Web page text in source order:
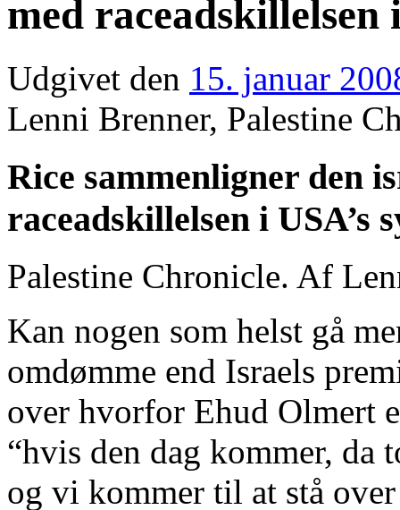
med raceadskillelsen
Udgivet den 15. januar
Lenni Brenner, Palestine
Rice sammenligner den
raceadskillelsen i USA’s
Palestine Chronicle. Af
Kan nogen som helst gå
omdømme end Israels
over hvorfor Ehud Olmert
“hvis den dag kommer, da
og vi kommer til at stå